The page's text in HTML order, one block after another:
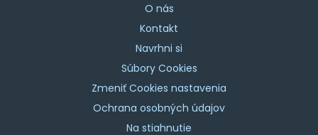
O nás
Kontakt
Navrhni si
Súbory Cookies
Zmeniť Cookies nastavenia
Ochrana osobných údajov
Na stiahnutie